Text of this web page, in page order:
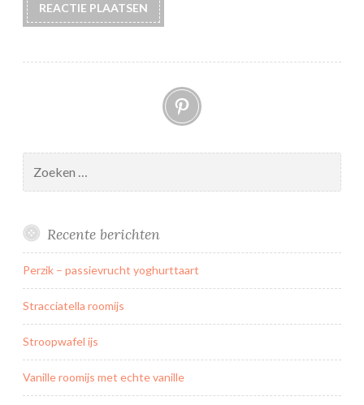
Pinterest
naar:
Recente berichten
Perzik – passievrucht yoghurttaart
Stracciatella roomijs
Stroopwafel ijs
Vanille roomijs met echte vanille